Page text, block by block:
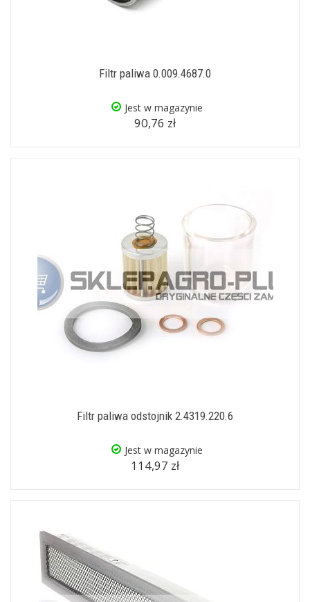
Filtr paliwa 0.009.4687.0
Jest w magazynie
90,76 zł
Filtr paliwa odstojnik 2.4319.220.6
Jest w magazynie
114,97 zł